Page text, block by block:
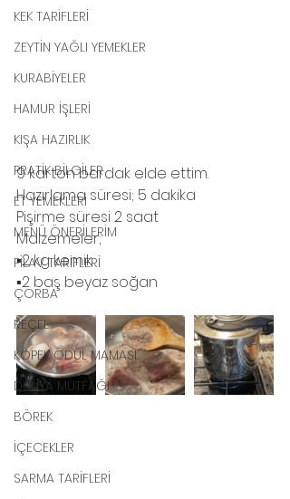
KEK TARİFLERİ
ZEYTİN YAĞLI YEMEKLER
KURABİYELER
HAMUR İŞLERİ
KIŞA HAZIRLIK
PRATİK BİLGİLER
ET YEMEKLERİ
MENÜ ÖNERİLERİM
PİLAV TARİFLERİ
ÇORBA
REÇEL
KÖPEK ÖDÜL MAMASI
DÜNYA MUTFAĞI
BÖREK
İÇECEKLER
SARMA TARİFLERİ
9 karton bardak elde ettim.
Hazırlama süresi; 5 dakika
Pişirme süresi 2 saat
Malzemeler;
▪️2 kg kemik
▪️2 baş beyaz soğan